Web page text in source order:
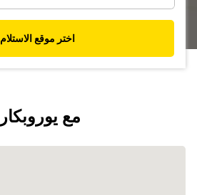
اختر موقع الاستلام
اكتشف Moshi مع يوروبكار